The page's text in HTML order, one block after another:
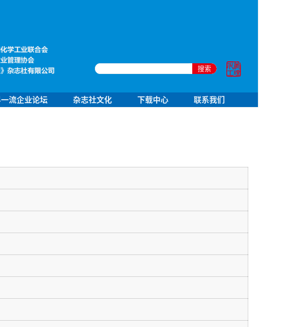
搜索
流企业论坛 杂志社文化 下载中心 联系我们